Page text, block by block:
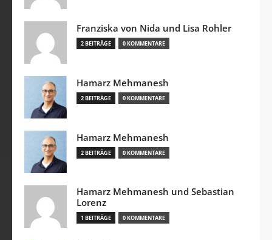
Franziska von Nida und Lisa Rohler
2 BEITRÄGE 0 KOMMENTARE
Hamarz Mehmanesh
2 BEITRÄGE 0 KOMMENTARE
Hamarz Mehmanesh
2 BEITRÄGE 0 KOMMENTARE
Hamarz Mehmanesh und Sebastian
Lorenz
1 BEITRÄGE 0 KOMMENTARE